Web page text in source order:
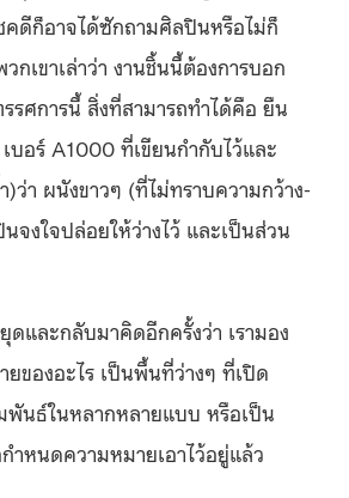
คดีก็อาจได้ซักถามศิลปินหรือไม่ก็
เขาเล่าว่า งานชิ้นนี้ต้องการบอก
รศการนี้ สิ่งที่สามารถทำได้คือ ยืน
บอร์ A1000 ที่เขียนกำกับไว้และ
)ว่า ผนังขาวๆ (ที่ไม่ทราบความกว้าง-
จงใจปล่อยให้ว่างไว้ และเป็นส่วน
ดและกลับมาคิดอีกครั้งว่า เรามอง
ยของอะไร เป็นพื้นที่ว่างๆ ที่เปิด
พันธ์ในหลากหลายแบบ หรือเป็น
ำหนดความหมายเอาไว้อยู่แล้ว